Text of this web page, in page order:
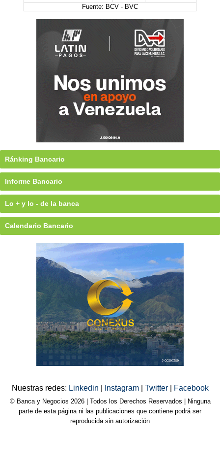
Fuente: BCV - BVC
Ránking Bancario
Informe Bancario
Lo + y lo - de la banca
Calendario Bancario
Nuestras redes: Linkedin Instagram Twitter Facebook
© Banca y Negocios 2026 | Todos los Derechos Reservados | Ninguna
parte de esta página ni las publicaciones que contiene podrá ser
reproducida sin autorización